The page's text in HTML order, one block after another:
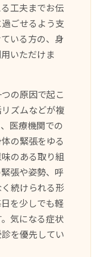
工夫までお伝
ごせるよう支
いる方の、身
いただけま
の原因で起こ
ズムなどが複
医療機関での
の緊張をゆる
のある取り組
張や姿勢、呼
続けられる形
を少しでも軽
気になる症状
を優先してい